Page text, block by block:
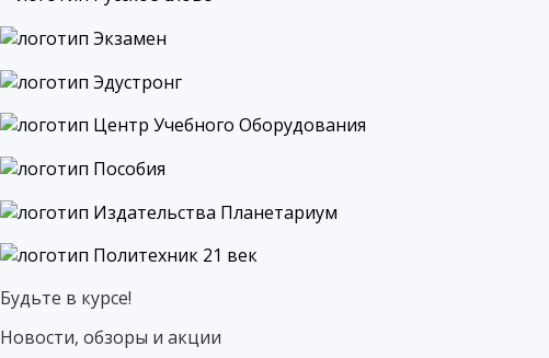
Будьте в курсе!
Новости, обзоры и акции